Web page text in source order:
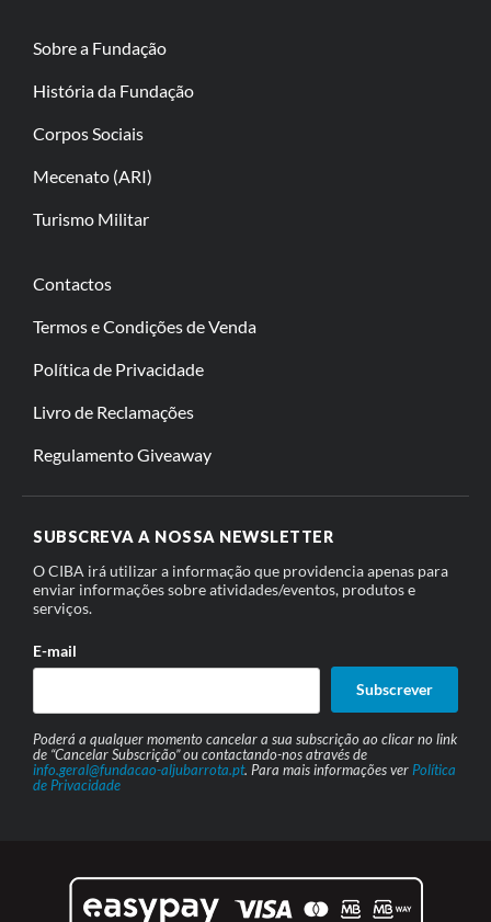
Sobre a Fundação
História da Fundação
Corpos Sociais
Mecenato (ARI)
Turismo Militar
Contactos
Termos e Condições de Venda
Política de Privacidade
Livro de Reclamações
Regulamento Giveaway
SUBSCREVA A NOSSA NEWSLETTER
O CIBA irá utilizar a informação que providencia apenas para
enviar informações sobre atividades/eventos, produtos e
serviços.
E-mail
Subscrever
Poderá a qualquer momento cancelar a sua subscrição ao clicar no link
de “Cancelar Subscrição” ou contactando-nos através de
info.geral@fundacao-aljubarrota.pt. Para mais informações ver Política
de Privacidade